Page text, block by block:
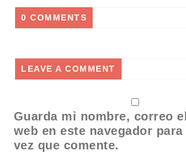
0 COMMENTS
LEAVE A COMMENT
Guarda mi nombre, correo
web en este navegador
vez que comente.